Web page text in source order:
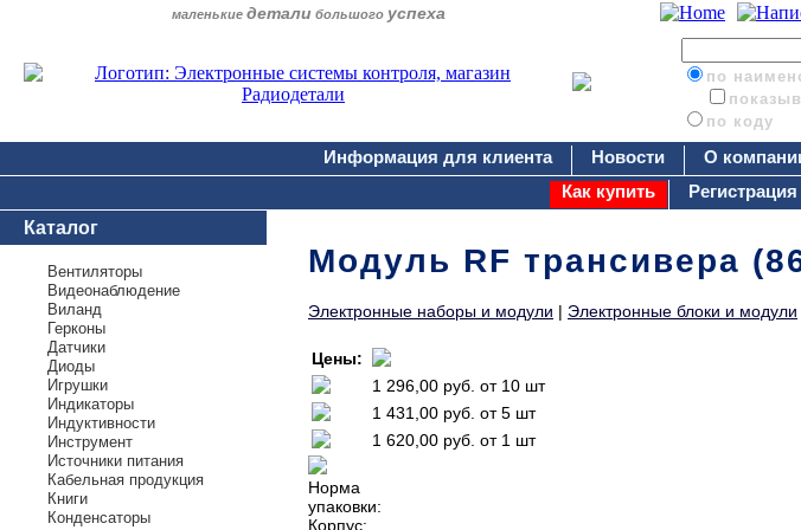
маленькие детали большого успеха
по
по коду
Информация для клиента Новости О
Как купить
Регистрация
Каталог
Вентиляторы
Видеонаблюдение
Виланд
Герконы
Датчики
Диоды
Игрушки
Индикаторы
Индуктивности
Инструмент
Источники питания
Кабельная продукция
Книги
Конденсаторы
Модуль RF трансивера
Электронные наборы и модули | Электронные блоки и модули
Цены:
1 296,00 руб. от 10 шт
1 431,00 руб. от 5 шт
1 620,00 руб. от 1 шт
Норма
упаковки:
Корпус: